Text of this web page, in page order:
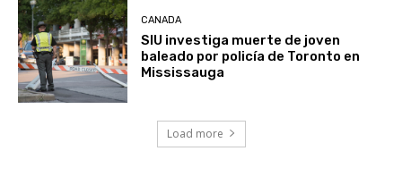
CANADA
SIU investiga muerte de joven
baleado por policía de Toronto en
Mississauga
Load more